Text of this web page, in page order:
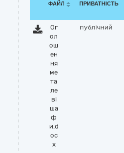
ФАЙЛ ПРИВАТНІСТЬ
Ог
ол
ош
ен
ня
ме
та
ле
ві
ша
ф
и.d
oc
x
публічний